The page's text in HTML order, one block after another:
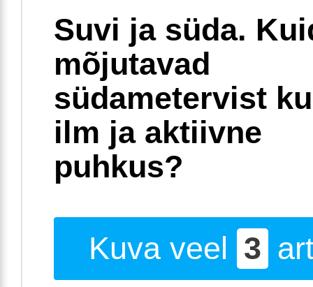
Suvi ja süda.
mõjutavad
südametervist
ilm ja aktiivne
puhkus?
Kuva veel 3